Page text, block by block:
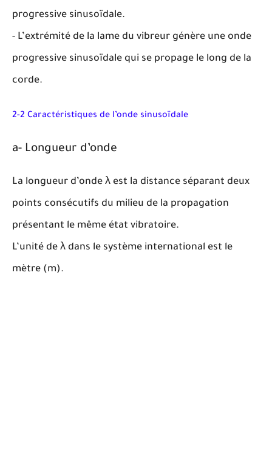
progressive sinusoïdale.
- L’extrémité de la lame du vibreur génère une onde
progressive sinusoïdale qui se propage le long de la
corde.
2-2 Caractéristiques de l’onde sinusoïdale
a- Longueur d’onde
La longueur d’onde λ
λ est la distance séparant deux
points consécutifs du milieu de la propagation
présentant le même état vibratoire.
L’unité de λ
λ dans le système international est le
mètre (m).